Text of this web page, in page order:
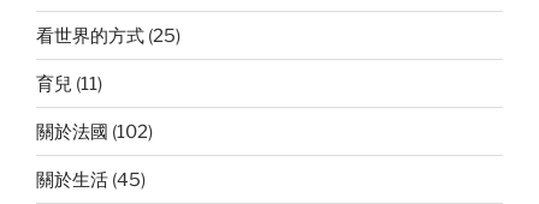
看世界的方式 (25)
育兒 (11)
關於法國 (102)
關於生活 (45)